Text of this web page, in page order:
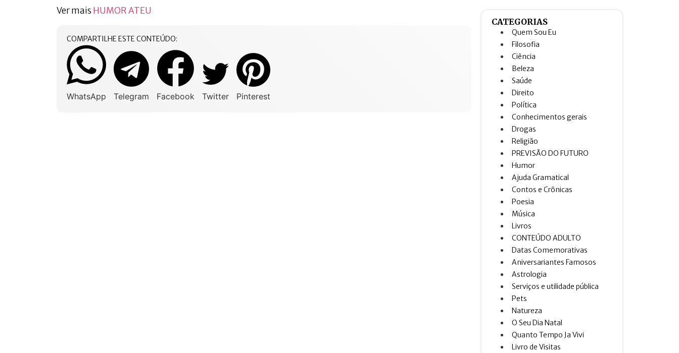
Ver mais HUMOR ATEU
COMPARTILHE ESTE CONTEÚDO:
WhatsApp Telegram Facebook Twitter Pinterest
CATEGORIAS
Quem Sou Eu
Filosofia
Ciência
Beleza
Saúde
Direito
Política
Conhecimentos gerais
Drogas
Religião
PREVISÃO DO FUTURO
Humor
Ajuda Gramatical
Contos e Crônicas
Poesia
Música
Livros
CONTEÚDO ADULTO
Datas Comemorativas
Aniversariantes Famosos
Astrologia
Serviços e utilidade pública
Pets
Natureza
O Seu Dia Natal
Quanto Tempo Ja Vivi
Livro de Visitas